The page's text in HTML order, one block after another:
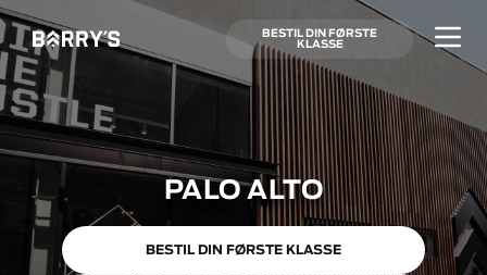
BESTIL DIN FØRSTE
KLASSE
PALO ALTO
BESTIL DIN FØRSTE KLASSE